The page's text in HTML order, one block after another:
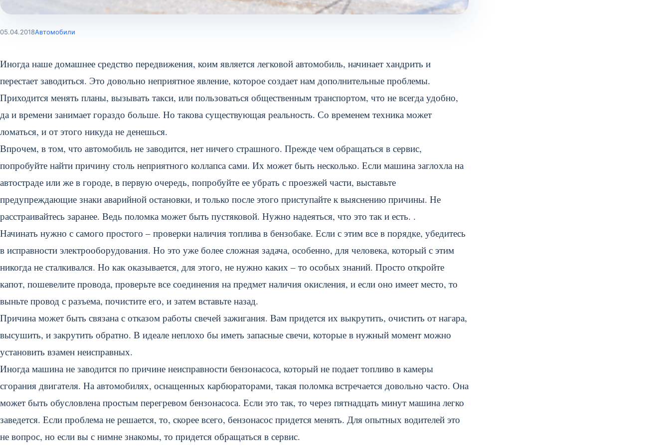
05.04.2018Автомобили
Иногда наше домашнее средство передвижения, коим является легковой автомобиль, начинает хандрить и
перестает заводиться. Это довольно неприятное явление, которое создает нам дополнительные проблемы.
Приходится менять планы, вызывать такси, или пользоваться общественным транспортом, что не всегда удобно,
да и времени занимает гораздо больше. Но такова существующая реальность. Со временем техника может
ломаться, и от этого никуда не денешься.
Впрочем, в том, что автомобиль не заводится, нет ничего страшного. Прежде чем обращаться в сервис,
попробуйте найти причину столь неприятного коллапса сами. Их может быть несколько. Если машина заглохла на
автостраде или же в городе, в первую очередь, попробуйте ее убрать с проезжей части, выставьте
предупреждающие знаки аварийной остановки, и только после этого приступайте к выяснению причины. Не
расстраивайтесь заранее. Ведь поломка может быть пустяковой. Нужно надеяться, что это так и есть. .
Начинать нужно с самого простого – проверки наличия топлива в бензобаке. Если с этим все в порядке, убедитесь
в исправности электрооборудования. Но это уже более сложная задача, особенно, для человека, который с этим
никогда не сталкивался. Но как оказывается, для этого, не нужно каких – то особых знаний. Просто откройте
капот, пошевелите провода, проверьте все соединения на предмет наличия окисления, и если оно имеет место, то
выньте провод с разъема, почистите его, и затем вставьте назад.
Причина может быть связана с отказом работы свечей зажигания. Вам придется их выкрутить, очистить от нагара,
высушить, и закрутить обратно. В идеале неплохо бы иметь запасные свечи, которые в нужный момент можно
установить взамен неисправных.
Иногда машина не заводится по причине неисправности бензонасоса, который не подает топливо в камеры
сгорания двигателя. На автомобилях, оснащенных карбюраторами, такая поломка встречается довольно часто. Она
может быть обусловлена простым перегревом бензонасоса. Если это так, то через пятнадцать минут машина легко
заведется. Если проблема не решается, то, скорее всего, бензонасос придется менять. Для опытных водителей это
не вопрос, но если вы с нимне знакомы, то придется обращаться в сервис.